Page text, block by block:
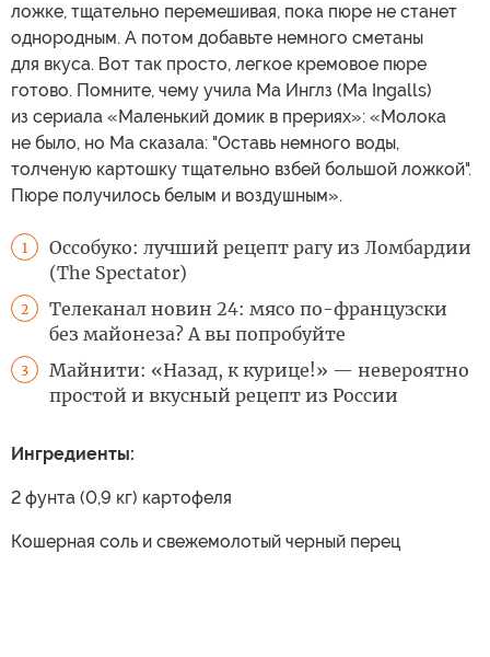
ложке, тщательно перемешивая, пока пюре не станет
однородным. А потом добавьте немного сметаны
для вкуса. Вот так просто, легкое кремовое пюре
готово. Помните, чему учила Ма Инглз (Ma Ingalls)
из сериала «Маленький домик в прериях»: «Молока
не было, но Ма сказала: "Оставь немного воды,
толченую картошку тщательно взбей большой ложкой".
Пюре получилось белым и воздушным».
1
Оссобуко: лучший рецепт рагу из Ломбардии
(The Spectator)
2
Телеканал новин 24: мясо по-французски
без майонеза? А вы попробуйте
3
Майнити: «Назад, к курице!» — невероятно
простой и вкусный рецепт из России
Ингредиенты:
2 фунта (0,9 кг) картофеля
Кошерная соль и свежемолотый черный перец